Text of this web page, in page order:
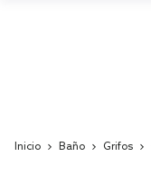
Inicio Baño Grifos